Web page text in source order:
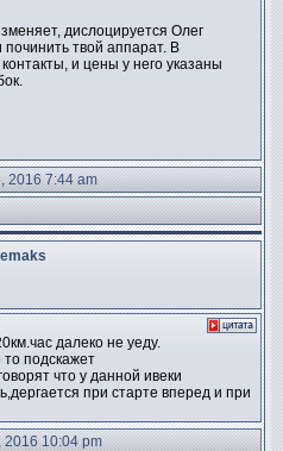
дислоцируется Олег
твой аппарат. В
и цены у него указаны
2016 7:44 am
далеко не уеду.
подскажет
что у данной ивеки
при старте вперед и при
10:04 pm